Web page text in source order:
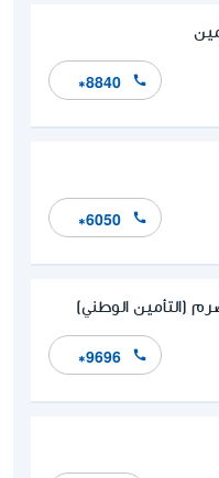
*8840
*6050
(التأمين الوطني)
*9696